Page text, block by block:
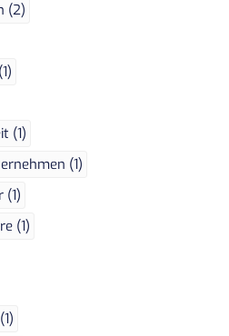
(2)
(1)
(1)
(1)
(1)